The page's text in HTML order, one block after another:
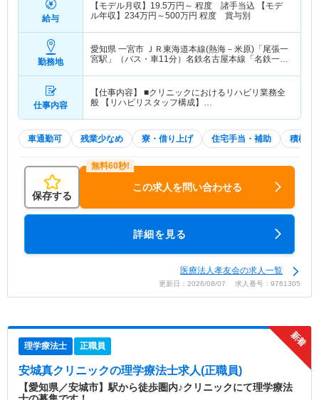
給与
【モデル月収】 19.5万円～ 程度 諸手当込 【モデ
ル年収】 234万円～500万円 程度 賞与別
勤務地
愛知県 一宮市 ＪＲ東海道本線(熱海－米原)「尾張一
宮駅」（バス・車11分）名鉄名古屋本線「名鉄一宮
仕事内容
【仕事内容】 ■クリニックにおけるリハビリ業務全
般 【リハビリスタッフ構成】…
車通勤可 残業少なめ 寮・借り上げ 住宅手当・補助 積極採
保存する
この求人を問い合わせる
詳細を見る
医療法人孝友会の求人一覧
更新日：2026/08/07 求人番号：9761305
理学療法士 正職員
安城真クリニックの理学療法士求人(正職員)
【愛知県／安城市】駅から徒歩圏内♪クリニックにて理学療法